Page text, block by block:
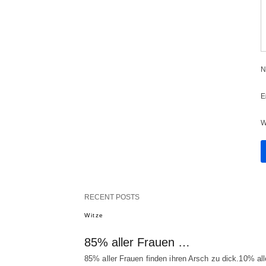
RECENT POSTS
Witze
85% aller Frauen …
85% aller Frauen finden ihren Arsch zu dick.10%